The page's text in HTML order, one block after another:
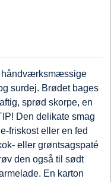
håndværksmæssige
surdej. Brødet bages
sprød skorpe, en
Den delikate smag
friskost eller en fed
eller grøntsagspaté
den også til sødt
En karton